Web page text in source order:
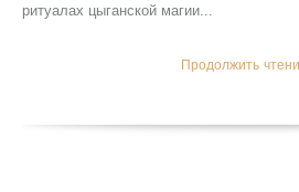
ритуалах цыганской магии...
Продолжить